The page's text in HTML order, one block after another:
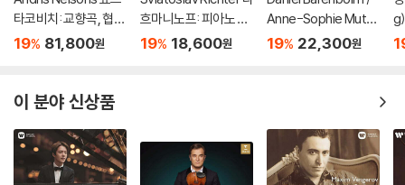
타코비치: 교향곡, 협주
곡 (Shostakovich: S
of Mtsensk District)
19% 81,800원
흐마니노프: 피아노 협
주곡 2번 / 차이코프스
o No.1)
19% 18,600원
Anne-Sophie Mutte
r / Yo-Yo Ma 베토벤:
19% 22,300원
이 분야 신상품